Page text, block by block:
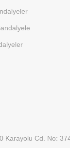
Karayolu Cd. No: